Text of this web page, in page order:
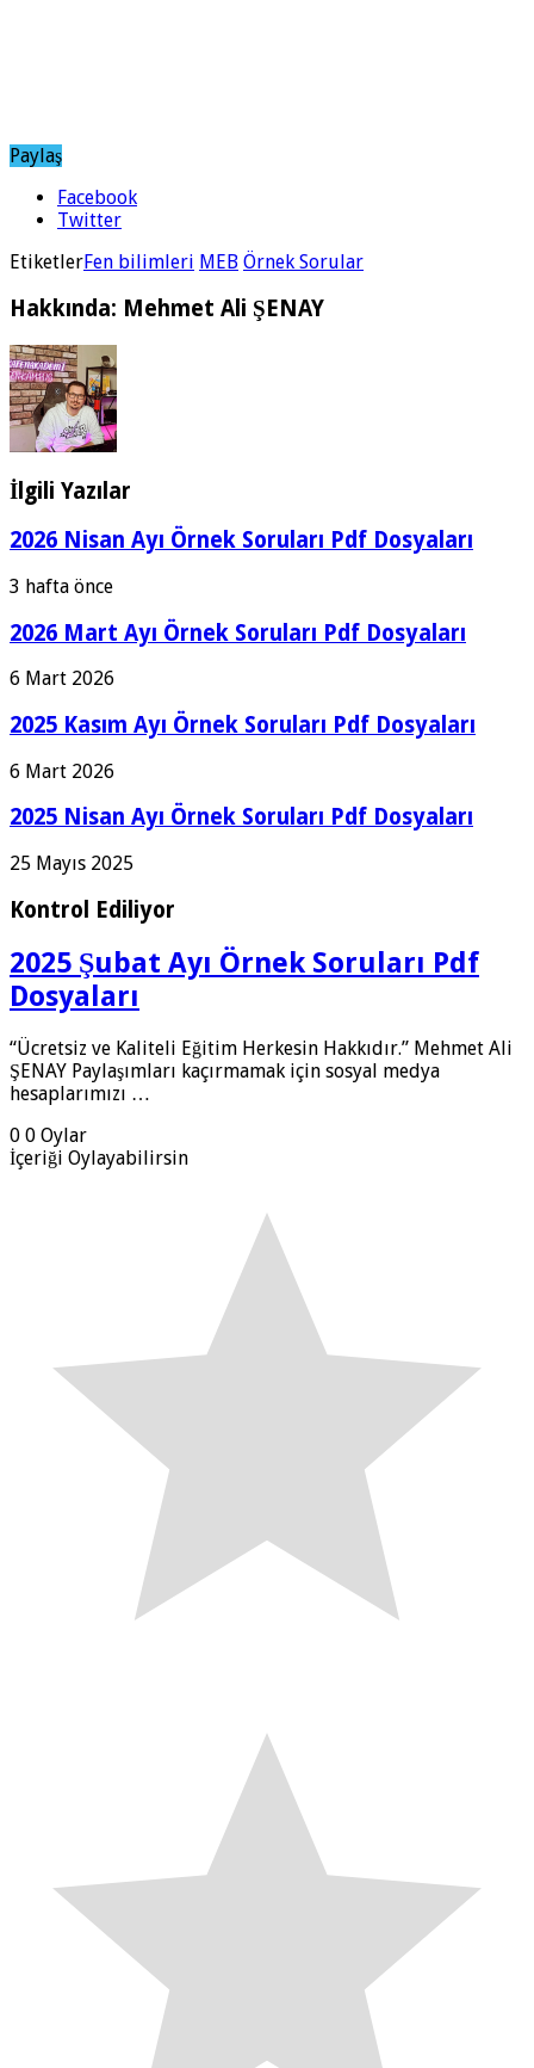
Paylaş
Facebook
Twitter
EtiketlerFen bilimleri MEB Örnek Sorular
Hakkında: Mehmet Ali ŞENAY
İlgili Yazılar
2026 Nisan Ayı Örnek Soruları Pdf Dosyaları
3 hafta önce
2026 Mart Ayı Örnek Soruları Pdf Dosyaları
6 Mart 2026
2025 Kasım Ayı Örnek Soruları Pdf Dosyaları
6 Mart 2026
2025 Nisan Ayı Örnek Soruları Pdf Dosyaları
25 Mayıs 2025
Kontrol Ediliyor
2025 Şubat Ayı Örnek Soruları Pdf
Dosyaları
“Ücretsiz ve Kaliteli Eğitim Herkesin Hakkıdır.” Mehmet Ali
ŞENAY Paylaşımları kaçırmamak için sosyal medya
hesaplarımızı …
0 0 Oylar
İçeriği Oylayabilirsin